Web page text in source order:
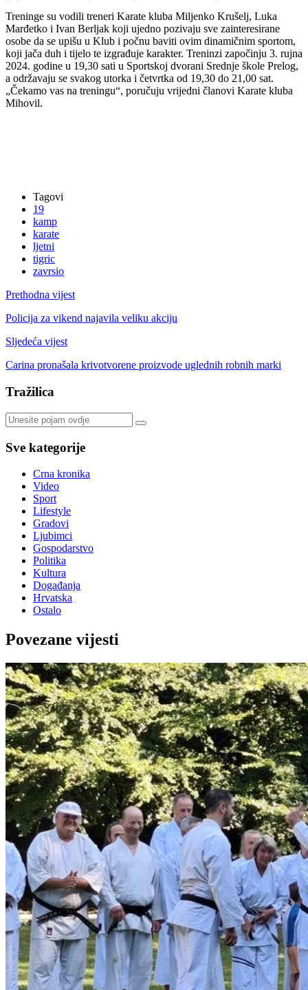
Treninge su vodili treneri Karate kluba Miljenko Krušelj, Luka
Marđetko i Ivan Berljak koji ujedno pozivaju sve zainteresirane
osobe da se upišu u Klub i počnu baviti ovim dinamičnim sportom,
koji jača duh i tijelo te izgrađuje karakter. Treninzi započinju 3. rujna
2024. godine u 19,30 sati u Sportskoj dvorani Srednje škole Prelog,
a održavaju se svakog utorka i četvrtka od 19,30 do 21,00 sat.
„Čekamo vas na treningu“, poručuju vrijedni članovi Karate kluba
Mihovil.
Tagovi
19
kamp
karate
ljetni
tigric
zavrsio
Prethodna vijest
Policija za vikend najavila veliku akciju
Sljedeća vijest
Carina pronašala krivotvorene proizvode uglednih robnih marki
Tražilica
Sve kategorije
Crna kronika
Video
Sport
Lifestyle
Gradovi
Ljubimci
Gospodarstvo
Politika
Kultura
Događanja
Hrvatska
Ostalo
Povezane vijesti